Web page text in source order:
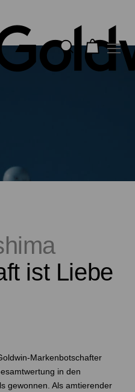
ist Liebe
Markenbotschafter
in den
gewonnen. Als amtierender